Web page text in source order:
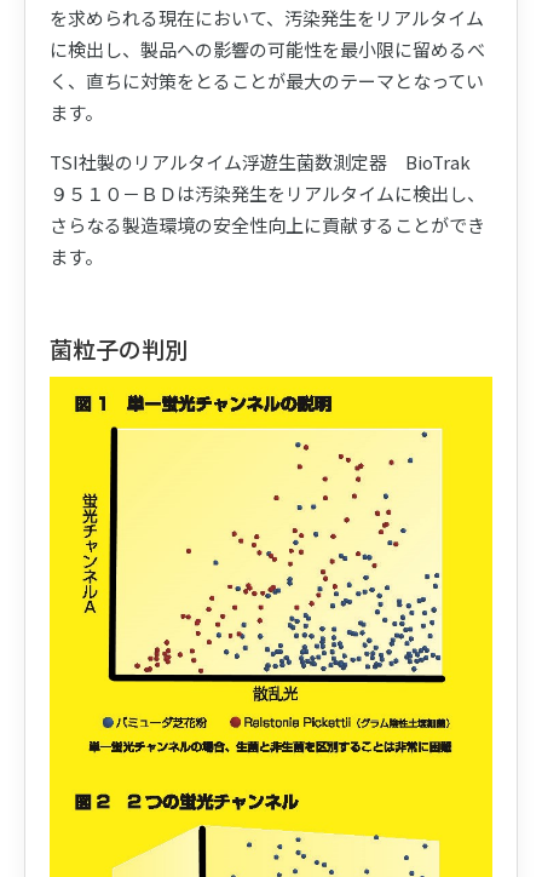
を求められる現在において、汚染発生をリアルタイム
に検出し、製品への影響の可能性を最小限に留めるべ
く、直ちに対策をとることが最大のテーマとなってい
ます。
TSI社製のリアルタイム浮遊生菌数測定器 BioTrak
９５１０－ＢＤは汚染発生をリアルタイムに検出し、
さらなる製造環境の安全性向上に貢献することができ
ます。
菌粒子の判別